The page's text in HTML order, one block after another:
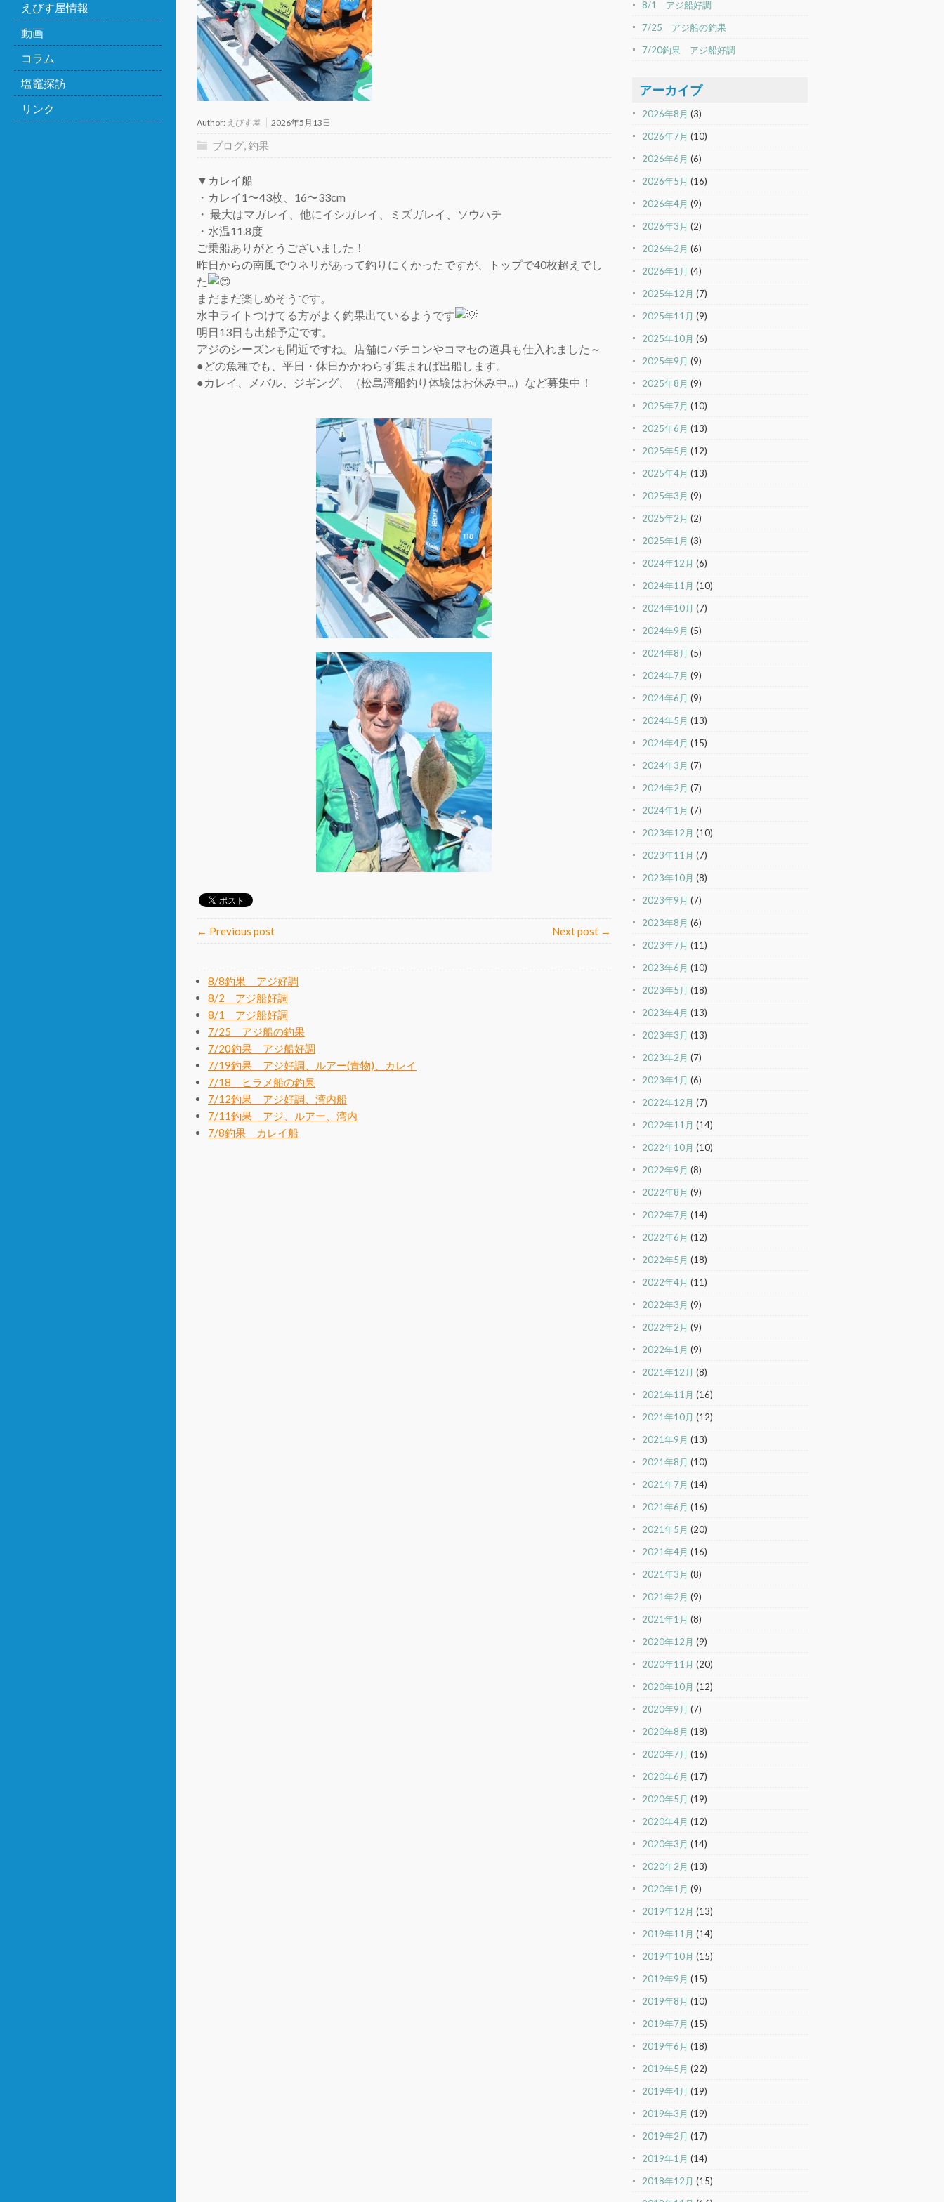
えびす屋情報
動画
コラム
塩竈探訪
リンク
Author: えびす屋 2026年5月13日
ブログ,釣果
▼カレイ船
・カレイ1〜43枚、16〜33cm
・ 最大はマガレイ、他にイシガレイ、ミズガレイ、ソウハチ
・水温11.8度
ご乗船ありがとうございました！
昨日からの南風でウネリがあって釣りにくかったですが、トップで40枚超えでし
た
まだまだ楽しめそうです。
水中ライトつけてる方がよく釣果出ているようです
明日13日も出船予定です。
アジのシーズンも間近ですね。店舗にバチコンやコマセの道具も仕入れました～
●どの魚種でも、平日・休日かかわらず集まれば出船します。
●カレイ、メバル、ジギング、（松島湾船釣り体験はお休み中,,,）など募集中！
← Previous post Next post →
8/8釣果 アジ好調
8/2 アジ船好調
8/1 アジ船好調
7/25 アジ船の釣果
7/20釣果 アジ船好調
7/19釣果 アジ好調、ルアー(青物)、カレイ
7/18 ヒラメ船の釣果
7/12釣果 アジ好調、湾内船
7/11釣果 アジ、ルアー、湾内
7/8釣果 カレイ船
8/1 アジ船好調
7/25 アジ船の釣果
7/20釣果 アジ船好調
アーカイブ
2026年8月 (3)
2026年7月 (10)
2026年6月 (6)
2026年5月 (16)
2026年4月 (9)
2026年3月 (2)
2026年2月 (6)
2026年1月 (4)
2025年12月 (7)
2025年11月 (9)
2025年10月 (6)
2025年9月 (9)
2025年8月 (9)
2025年7月 (10)
2025年6月 (13)
2025年5月 (12)
2025年4月 (13)
2025年3月 (9)
2025年2月 (2)
2025年1月 (3)
2024年12月 (6)
2024年11月 (10)
2024年10月 (7)
2024年9月 (5)
2024年8月 (5)
2024年7月 (9)
2024年6月 (9)
2024年5月 (13)
2024年4月 (15)
2024年3月 (7)
2024年2月 (7)
2024年1月 (7)
2023年12月 (10)
2023年11月 (7)
2023年10月 (8)
2023年9月 (7)
2023年8月 (6)
2023年7月 (11)
2023年6月 (10)
2023年5月 (18)
2023年4月 (13)
2023年3月 (13)
2023年2月 (7)
2023年1月 (6)
2022年12月 (7)
2022年11月 (14)
2022年10月 (10)
2022年9月 (8)
2022年8月 (9)
2022年7月 (14)
2022年6月 (12)
2022年5月 (18)
2022年4月 (11)
2022年3月 (9)
2022年2月 (9)
2022年1月 (9)
2021年12月 (8)
2021年11月 (16)
2021年10月 (12)
2021年9月 (13)
2021年8月 (10)
2021年7月 (14)
2021年6月 (16)
2021年5月 (20)
2021年4月 (16)
2021年3月 (8)
2021年2月 (9)
2021年1月 (8)
2020年12月 (9)
2020年11月 (20)
2020年10月 (12)
2020年9月 (7)
2020年8月 (18)
2020年7月 (16)
2020年6月 (17)
2020年5月 (19)
2020年4月 (12)
2020年3月 (14)
2020年2月 (13)
2020年1月 (9)
2019年12月 (13)
2019年11月 (14)
2019年10月 (15)
2019年9月 (15)
2019年8月 (10)
2019年7月 (15)
2019年6月 (18)
2019年5月 (22)
2019年4月 (19)
2019年3月 (19)
2019年2月 (17)
2019年1月 (14)
2018年12月 (15)